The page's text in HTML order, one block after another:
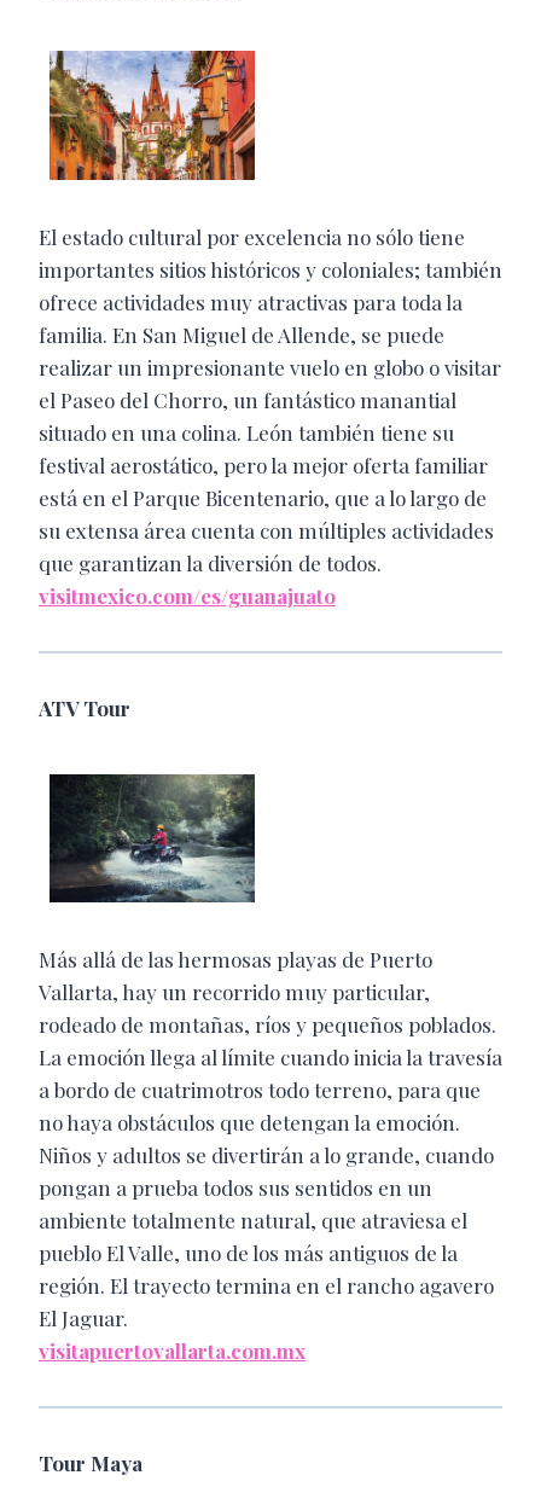
El estado cultural por excelencia no sólo tiene
importantes sitios históricos y coloniales; también
ofrece actividades muy atractivas para toda la
familia. En San Miguel de Allende, se puede
realizar un impresionante vuelo en globo o visitar
el Paseo del Chorro, un fantástico manantial
situado en una colina. León también tiene su
festival aerostático, pero la mejor oferta familiar
está en el Parque Bicentenario, que a lo largo de
su extensa área cuenta con múltiples actividades
que garantizan la diversión de todos.
visitmexico.com/es/guanajuato
ATV Tour
Más allá de las hermosas playas de Puerto
Vallarta, hay un recorrido muy particular,
rodeado de montañas, ríos y pequeños poblados.
La emoción llega al límite cuando inicia la travesía
a bordo de cuatrimotros todo terreno, para que
no haya obstáculos que detengan la emoción.
Niños y adultos se divertirán a lo grande, cuando
pongan a prueba todos sus sentidos en un
ambiente totalmente natural, que atraviesa el
pueblo El Valle, uno de los más antiguos de la
región. El trayecto termina en el rancho agavero
El Jaguar.
visitapuertovallarta.com.mx
Tour Maya